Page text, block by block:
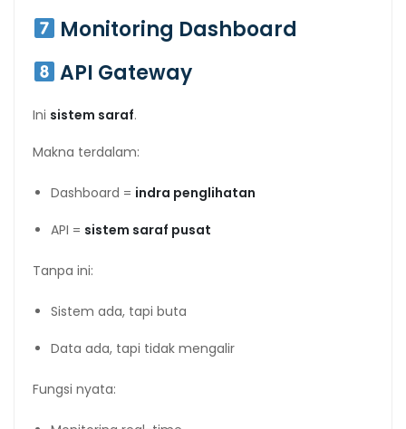
Monitoring Dashboard
API Gateway
Ini sistem saraf.
Makna terdalam:
Dashboard = indra penglihatan
API = sistem saraf pusat
Tanpa ini:
Sistem ada, tapi buta
Data ada, tapi tidak mengalir
Fungsi nyata: